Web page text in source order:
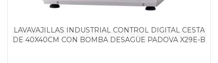
LAVAVAJILLAS INDUSTRIAL CONTROL DIGITAL CESTA
DE 40X40CM CON BOMBA DESAGÜE PADOVA X29E-B